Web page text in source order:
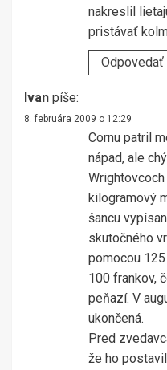
nakreslil
pristávať
Odpovedať
Ivan píše:
8. februára 2009 o 12:29
Cornu patril
nápad, ale
kilogramový
šancu
skutočného
pomocou
100 frankov,
peňazí. V
ukončená.
Pred
že ho